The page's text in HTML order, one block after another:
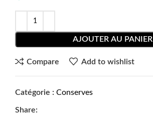
AJOUTER AU PANIER
Compare Add to wishlist
Catégorie : Conserves
Share: